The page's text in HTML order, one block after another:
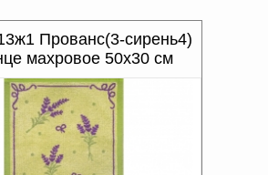
Прованс(3-сирень4)
махровое 50х30 см